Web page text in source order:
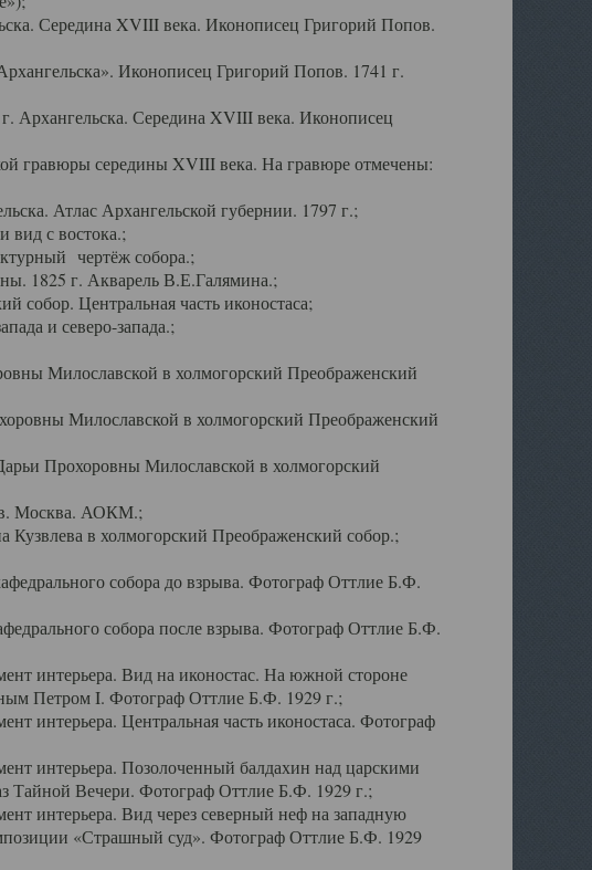
Середина XVIII века. Иконописец Григорий Попов.
Иконописец Григорий Попов. 1741 г.
Архангельска. Середина XVIII века. Иконописец
гравюры середины XVIII века. На гравюре отмечены:
Атлас Архангельской губернии. 1797 г.;
с востока.;
чертёж собора.;
1825 г. Акварель В.Е.Галямина.;
Центральная часть иконостаса;
и северо-запада.;
Милославской в холмогорский Преображенский
Милославской в холмогорский Преображенский
Прохоровны Милославской в холмогорский
Москва. АОКМ.;
в холмогорский Преображенский собор.;
собора до взрыва. Фотограф Оттлие Б.Ф.
собора после взрыва. Фотограф Оттлие Б.Ф.
интерьера. Вид на иконостас. На южной стороне
Петром I. Фотограф Оттлие Б.Ф. 1929 г.;
интерьера. Центральная часть иконостаса. Фотограф
интерьера. Позолоченный балдахин над царскими
Тайной Вечери. Фотограф Оттлие Б.Ф. 1929 г.;
интерьера. Вид через северный неф на западную
«Страшный суд». Фотограф Оттлие Б.Ф. 1929